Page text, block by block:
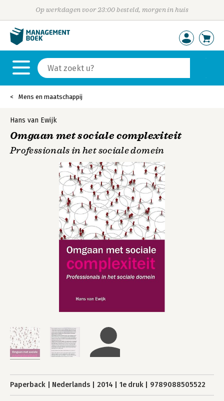
Op werkdagen voor 23:00 besteld, morgen in huis
Mens en maatschappij
Hans van Ewijk
Omgaan met sociale complexiteit
Professionals in het sociale domein
Paperback Nederlands 2014 1e druk 9789088505522